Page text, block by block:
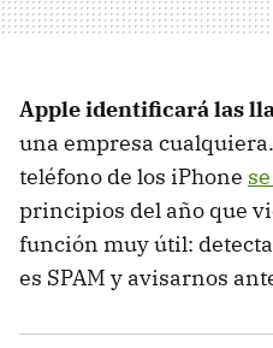
Apple identificará las
una empresa
teléfono de los iPhone
principios del año que
función muy útil:
es SPAM y avisarnos